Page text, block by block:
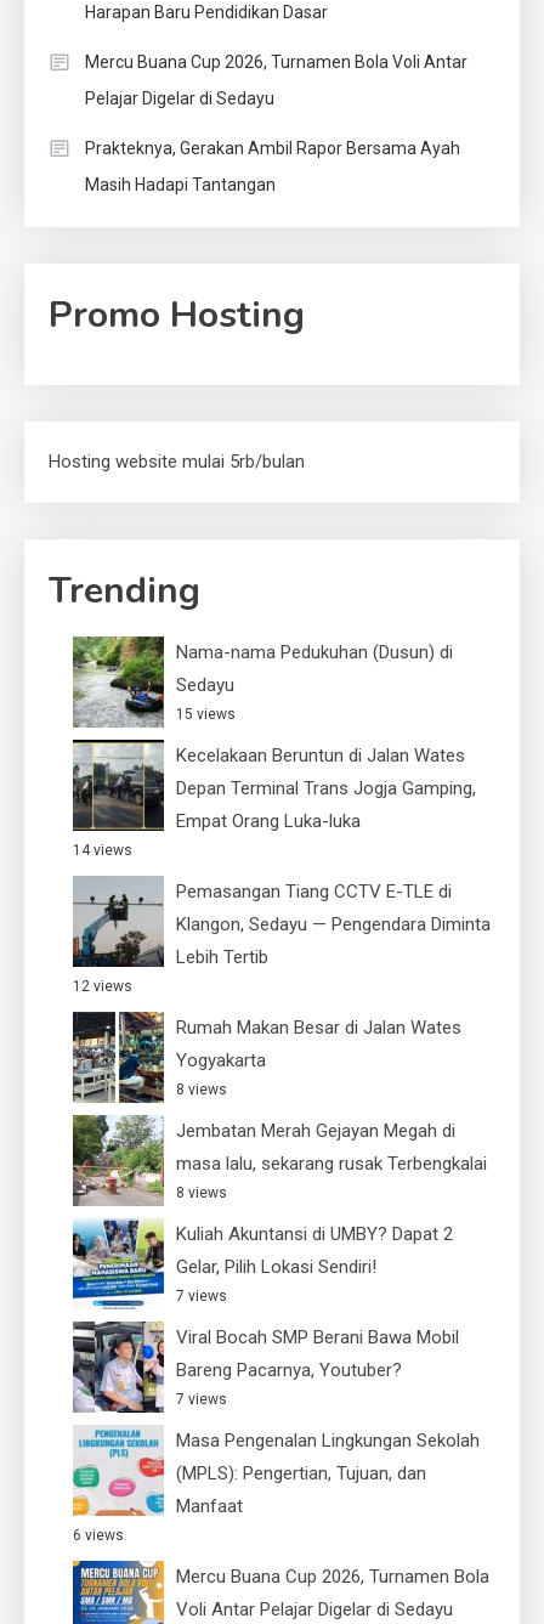
Harapan Baru Pendidikan Dasar
Mercu Buana Cup 2026, Turnamen Bola Voli Antar
Pelajar Digelar di Sedayu
Prakteknya, Gerakan Ambil Rapor Bersama Ayah
Masih Hadapi Tantangan
Promo Hosting
Hosting website mulai 5rb/bulan
Trending
Nama-nama Pedukuhan (Dusun) di
Sedayu
15 views
Kecelakaan Beruntun di Jalan Wates
Depan Terminal Trans Jogja Gamping,
Empat Orang Luka-luka
14 views
Pemasangan Tiang CCTV E-TLE di
Klangon, Sedayu — Pengendara Diminta
Lebih Tertib
12 views
Rumah Makan Besar di Jalan Wates
Yogyakarta
8 views
Jembatan Merah Gejayan Megah di
masa lalu, sekarang rusak Terbengkalai
8 views
Kuliah Akuntansi di UMBY? Dapat 2
Gelar, Pilih Lokasi Sendiri!
7 views
Viral Bocah SMP Berani Bawa Mobil
Bareng Pacarnya, Youtuber?
7 views
Masa Pengenalan Lingkungan Sekolah
(MPLS): Pengertian, Tujuan, dan
Manfaat
6 views
Mercu Buana Cup 2026, Turnamen Bola
Voli Antar Pelajar Digelar di Sedayu